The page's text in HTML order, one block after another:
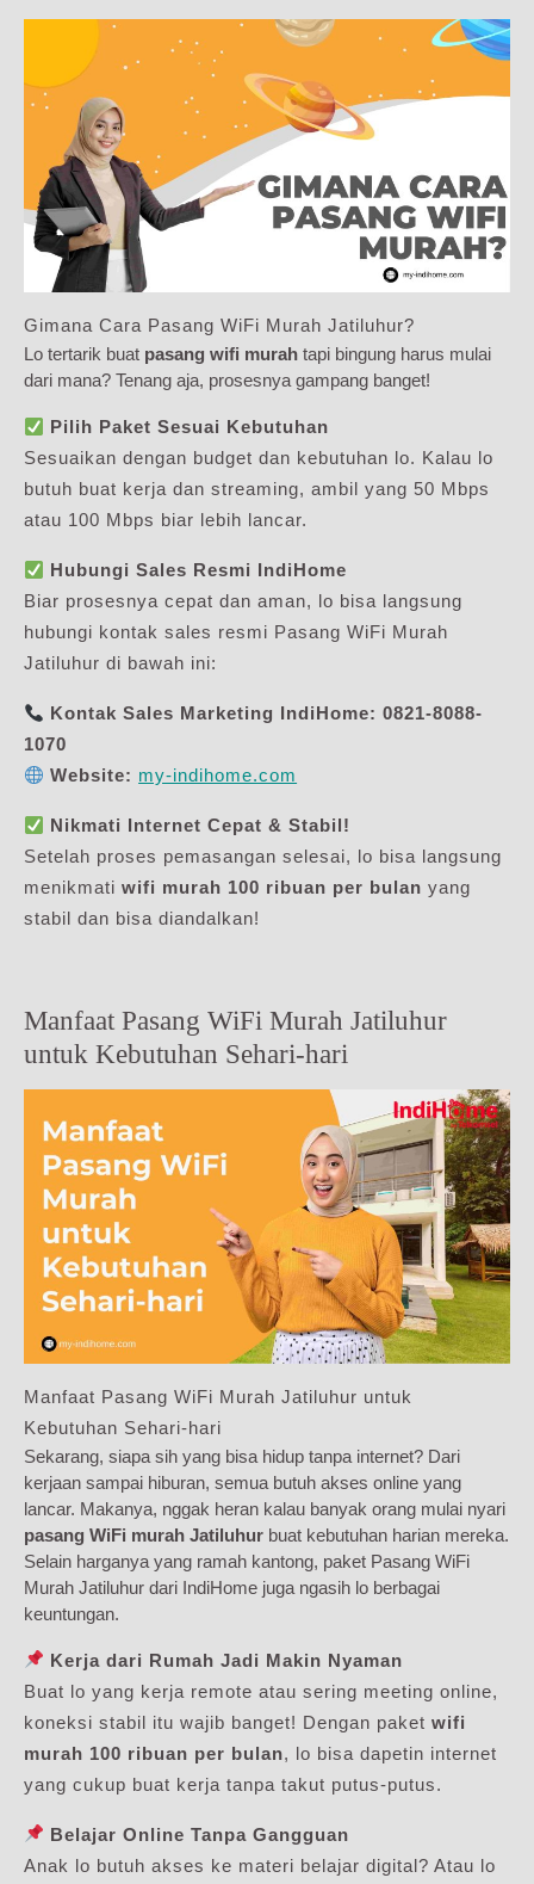
Gimana Cara Pasang WiFi Murah Jatiluhur?
Lo tertarik buat pasang wifi murah tapi bingung harus mulai
dari mana? Tenang aja, prosesnya gampang banget!
Pilih Paket Sesuai Kebutuhan
Sesuaikan dengan budget dan kebutuhan lo. Kalau lo
butuh buat kerja dan streaming, ambil yang 50 Mbps
atau 100 Mbps biar lebih lancar.
Hubungi Sales Resmi IndiHome
Biar prosesnya cepat dan aman, lo bisa langsung
hubungi kontak sales resmi Pasang WiFi Murah
Jatiluhur di bawah ini:
Kontak Sales Marketing IndiHome: 0821-8088-
1070
Website: my-indihome.com
Nikmati Internet Cepat & Stabil!
Setelah proses pemasangan selesai, lo bisa langsung
menikmati wifi murah 100 ribuan per bulan yang
stabil dan bisa diandalkan!
Manfaat Pasang WiFi Murah Jatiluhur
untuk Kebutuhan Sehari-hari
Manfaat Pasang WiFi Murah Jatiluhur untuk
Kebutuhan Sehari-hari
Sekarang, siapa sih yang bisa hidup tanpa internet? Dari
kerjaan sampai hiburan, semua butuh akses online yang
lancar. Makanya, nggak heran kalau banyak orang mulai nyari
pasang WiFi murah Jatiluhur buat kebutuhan harian mereka.
Selain harganya yang ramah kantong, paket Pasang WiFi
Murah Jatiluhur dari IndiHome juga ngasih lo berbagai
keuntungan.
Kerja dari Rumah Jadi Makin Nyaman
Buat lo yang kerja remote atau sering meeting online,
koneksi stabil itu wajib banget! Dengan paket wifi
murah 100 ribuan per bulan, lo bisa dapetin internet
yang cukup buat kerja tanpa takut putus-putus.
Belajar Online Tanpa Gangguan
Anak lo butuh akses ke materi belajar digital? Atau lo